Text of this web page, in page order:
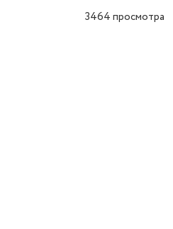
3464просмотра